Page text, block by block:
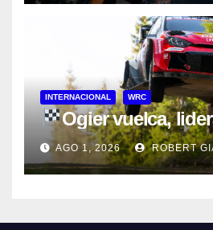
INTERNACIONAL WRC
Ogier vuelca,
AGO 1, 2026 ROBERT